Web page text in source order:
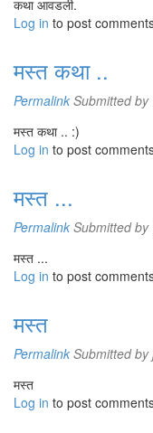
कथा आवडली.
Log in to post
मस्त कथा ..
Permalink Submitted by
मस्त कथा .. :)
Log in to post
मस्त ...
Permalink Submitted by
मस्त ...
Log in to post
मस्त
Permalink Submitted by
मस्त
Log in to post